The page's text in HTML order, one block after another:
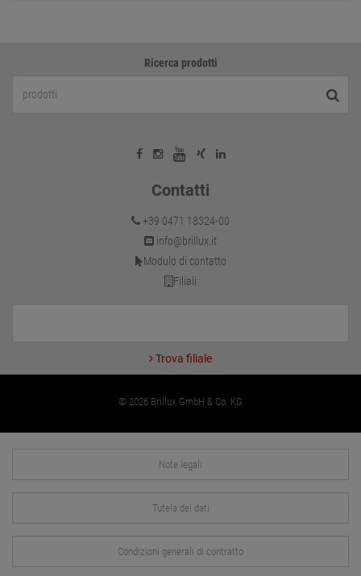
Ricerca prodotti
Contatti
+39 0471 18324-00
info@brillux.it
Modulo di contatto
Filiali
Trova filiale
© 2026 Brillux GmbH & Co. KG
Note legali
Tutela dei dati
Condizioni generali di contratto